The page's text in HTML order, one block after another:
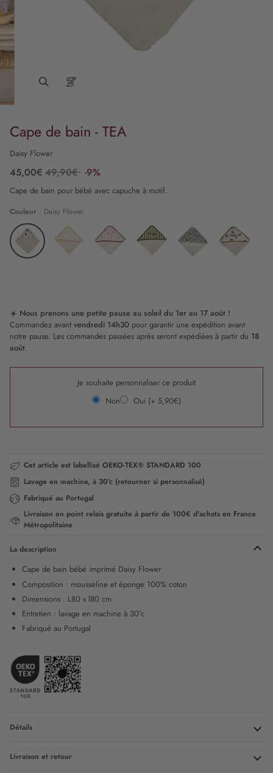
Cape de bain - TEA
Daisy Flower
45,00€ 49,90€ -9%
Cape de bain pour bébé avec capuche à motif.
Couleur Daisy Flower
☀️ Nous prenons une petite pause au soleil du 1er au 17 août !
Commandez avant vendredi 14h30 pour garantir une expédition avant
notre pause. Les commandes passées après seront expédiées à partir du 18
août.
Je souhaite personnaliser ce produit
Non
Oui (+ 5,90€)
Cet article est labellisé OEKO-TEX® STANDARD 100
Lavage en machine, à 30°c (retourner si personnalisé)
Fabriqué au Portugal
Livraison en point relais gratuite à partir de 100€ d'achats en France
Métropolitaine
La description
Cape de bain bébé imprimé Daisy Flower
Composition : mousseline et éponge 100% coton
Dimensions : L80 x l80 cm
Entretien : lavage en machine à 30°c
Fabriqué au Portugal
Détails
Livraison et retour